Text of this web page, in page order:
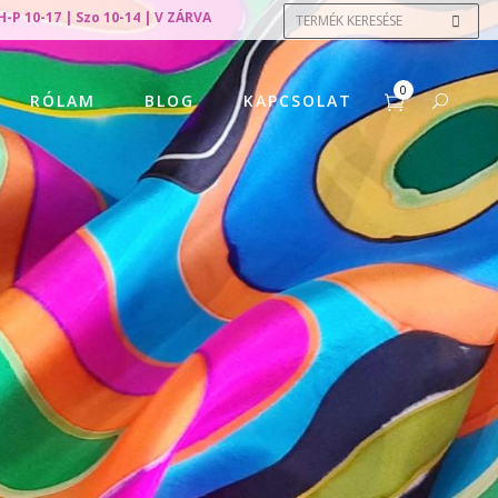
P 10-17 | Szo 10-14 | V ZÁRVA
0
RÓLAM BLOG KAPCSOLAT